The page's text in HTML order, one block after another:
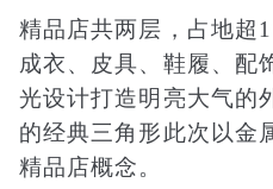
精品店共两层，占地超
成衣、皮具、鞋履、配
光设计打造明亮大气的
的经典三角形此次以金
精品店概念。